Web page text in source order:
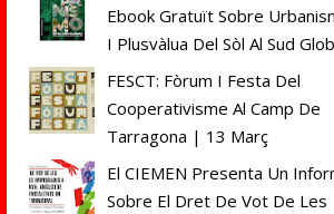
Ebook Gratuït Sobre
I Plusvàlua Del Sòl Al Sud
FESCT: Fòrum I Festa Del
Cooperativisme Al Camp De
Tarragona | 13 Març
El CIEMEN Presenta Un
Sobre El Dret De Vot De Les